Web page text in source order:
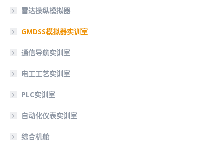
雷达操纵模拟器
GMDSS模拟器实训室
通信导航实训室
电工工艺实训室
PLC实训室
自动化仪表实训室
综合机舱